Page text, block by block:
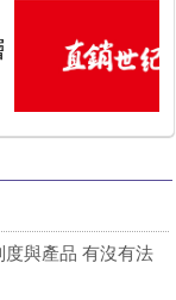
傳銷事業或傳銷商宣傳未經報備的傳銷制度與產品 有沒有法